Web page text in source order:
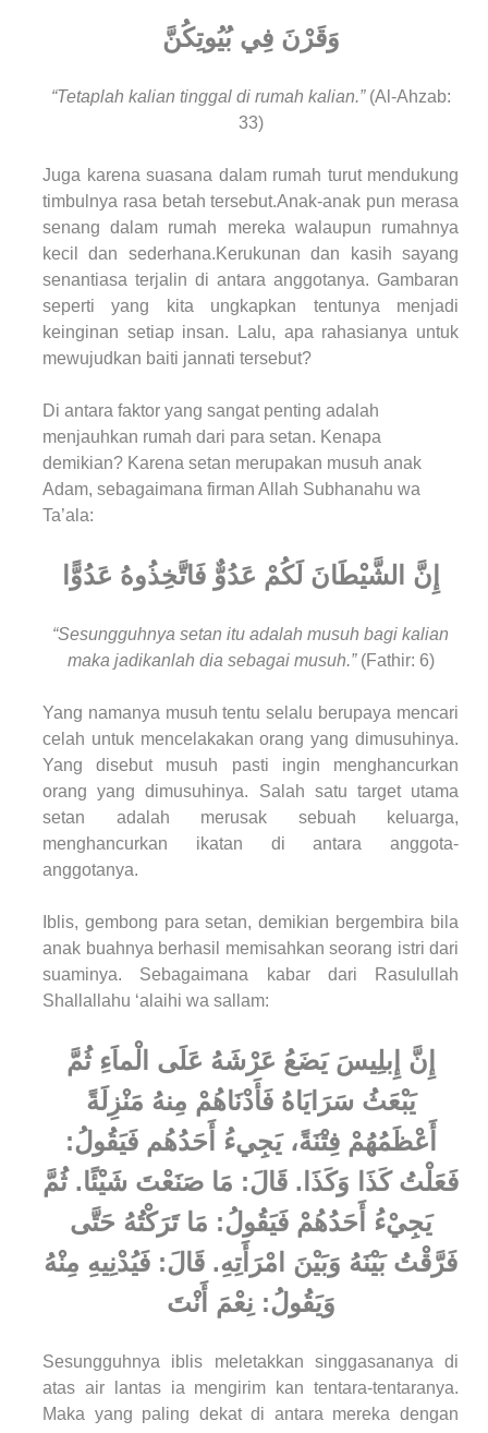
وَقَرْنَ فِي بُيُوتِكُنَّ
“Tetaplah kalian tinggal di rumah kalian.”(Al-Ahzab:
33)
Juga karena suasana dalam rumah turut mendukung
timbulnya rasa betah tersebut.Anak-anak pun merasa
senang dalam rumah mereka walaupun rumahnya
kecil dan sederhana.Kerukunan dan kasih sayang
senantiasa terjalin di antara anggotanya. Gambaran
seperti yang kita ungkapkan tentunya menjadi
keinginan setiap insan. Lalu, apa rahasianya untuk
mewujudkan baiti jannati tersebut?
Di antara faktor yang sangat penting adalah
menjauhkan rumah dari para setan. Kenapa
demikian? Karena setan merupakan musuh anak
Adam, sebagaimana firman Allah Subhanahu wa
Ta’ala:
إِنَّ الشَّيْطَانَ لَكُمْ عَدُوٌّ فَاتَّخِذُوهُ عَدُوًّا
“Sesungguhnya setan itu adalah musuh bagi kalian
maka jadikanlah dia sebagai musuh.”(Fathir: 6)
Yang namanya musuh tentu selalu berupaya mencari
celah untuk mencelakakan orang yang dimusuhinya.
Yang disebut musuh pasti ingin menghancurkan
orang yang dimusuhinya. Salah satu target utama
setan adalah merusak sebuah keluarga,
menghancurkan ikatan di antara anggota-
anggotanya.
Iblis, gembong para setan, demikian bergembira bila
anak buahnya berhasil memisahkan seorang istri dari
suaminya. Sebagaimana kabar dari Rasulullah
Shallallahu ‘alaihi wa sallam:
إِنَّ إِبلِيسَ يَضَعُ عَرْشَهُ عَلَى الْماَءِ ثُمَّ
يَبْعَثُ سَرَايَاهُ فَأَدْنَاهُمْ مِنهُ مَنْزِلَةً
أَعْظَمُهُمْ فِتْنَةً، يَجِيءُ أَحَدُهُم فَيَقُولُ:
فَعَلْتُ كَذَا وَكَذَا. قَالَ: مَا صَنَعْتَ شَيْئًا. ثُمَّ
يَجِيْءُ أَحَدُهُمْ فَيَقُولُ: مَا تَرَكْتُهُ حَتَّى
فَرَّقْتُ بَيْنَهُ وَبَيْنَ امْرَأَتِهِ. قَالَ: فَيُدْنِيهِ مِنْهُ
وَيَقُولُ: نِعْمَ أَنْتَ
Sesungguhnya iblis meletakkan singgasananya di
atas air lantas ia mengirim kan tentara-tentaranya.
Maka yang paling dekat di antara mereka dengan